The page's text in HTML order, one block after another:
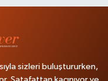
sizleri buluştururken,